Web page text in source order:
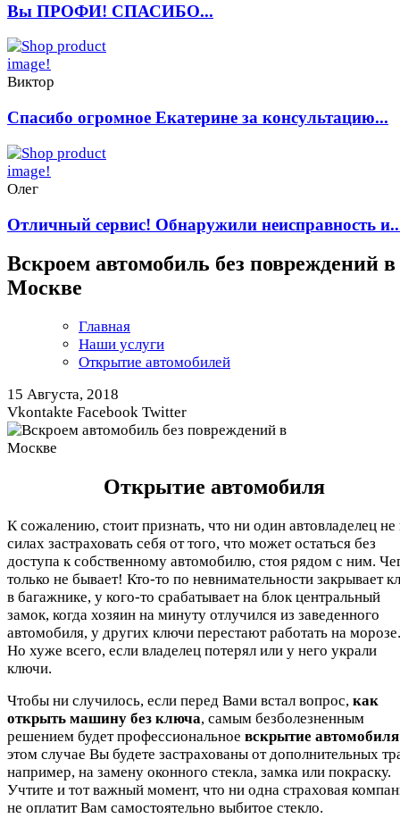
Вы ПРОФИ! СПАСИБО...
Виктор
Спасибо огромное Екатерине за консультацию...
Олег
Отличный сервис! Обнаружили неисправность
Вскроем автомобиль без повреждений в
Москве
Главная
Наши услуги
Открытие автомобилей
15 Августа, 2018
Vkontakte Facebook Twitter
Открытие автомобиля
К сожалению, стоит признать, что ни один автовладелец не
силах застраховать себя от того, что может остаться без
доступа к собственному автомобилю, стоя рядом с ним.
только не бывает! Кто-то по невнимательности закрывает
в багажнике, у кого-то срабатывает на блок центральный
замок, когда хозяин на минуту отлучился из заведенного
автомобиля, у других ключи перестают работать на морозе.
Но хуже всего, если владелец потерял или у него украли
ключи.
Чтобы ни случилось, если перед Вами встал вопрос, как
открыть машину без ключа, самым безболезненным
решением будет профессиональное вскрытие автомобиля
этом случае Вы будете застрахованы от дополнительных
например, на замену оконного стекла, замка или покраску.
Учтите и тот важный момент, что ни одна страховая
не оплатит Вам самостоятельно выбитое стекло.